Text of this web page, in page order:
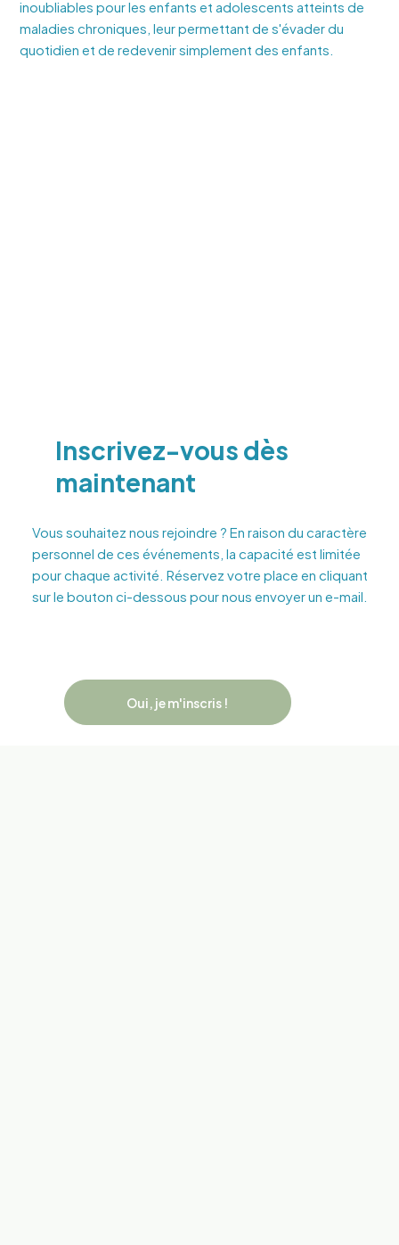
inoubliables pour les enfants et adolescents atteints de
maladies chroniques, leur permettant de s'évader du
quotidien et de redevenir simplement des enfants.
Inscrivez-vous dès
maintenant
Vous souhaitez nous rejoindre ? En raison du caractère
personnel de ces événements, la capacité est limitée
pour chaque activité. Réservez votre place en cliquant
sur le bouton ci-dessous pour nous envoyer un e-mail.
Oui, je m'inscris !